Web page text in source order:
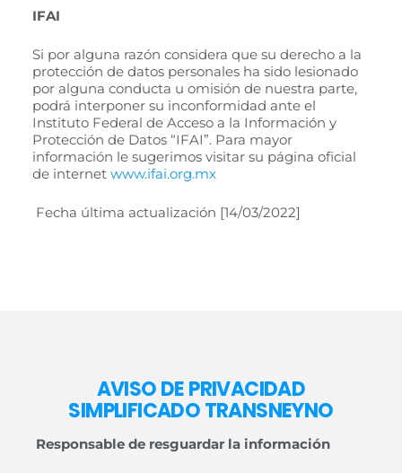
IFAI
Si por alguna razón considera que su derecho a la
protección de datos personales ha sido lesionado
por alguna conducta u omisión de nuestra parte,
podrá interponer su inconformidad ante el
Instituto Federal de Acceso a la Información y
Protección de Datos “IFAI”. Para mayor
información le sugerimos visitar su página oficial
de internet www.ifai.org.mx
Fecha última actualización [14/03/2022]
AVISO DE PRIVACIDAD
SIMPLIFICADO TRANSNEYNO
Responsable de resguardar la información